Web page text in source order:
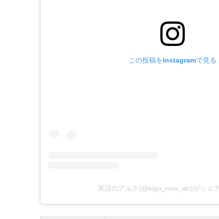
この投稿をInstagramで見る
英語のアルク(@eigo_now_alc)がシェ